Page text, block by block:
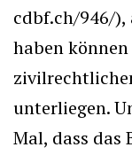
cdbf.ch/946/
haben
unterliegen.
Mal, dass das